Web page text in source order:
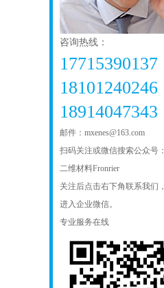
咨询热线：
17715390137
18101240246
18914047343
邮件：mxenes@163.com
扫码关注或微信搜索公众号：
二维材料Fronrier
关注后点击右下角联系我们，
进入企业微信。
专业服务在线